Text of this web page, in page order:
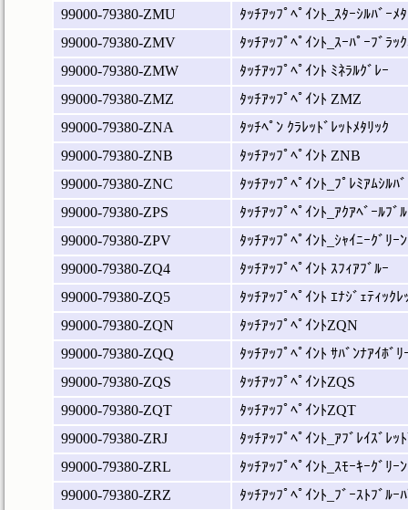
99000-79380-ZMU
ﾀｯﾁｱｯﾌﾟﾍﾟｲﾝﾄ_ｽﾀｰｼﾙﾊﾞｰﾒ
99000-79380-ZMV
ﾀｯﾁｱｯﾌﾟﾍﾟｲﾝﾄ_ｽｰﾊﾟｰﾌﾞﾗｯ
99000-79380-ZMW
ﾀｯﾁｱｯﾌﾟﾍﾟｲﾝﾄ ﾐﾈﾗﾙｸﾞﾚｰ
99000-79380-ZMZ
ﾀｯﾁｱｯﾌﾟﾍﾟｲﾝﾄ ZMZ
99000-79380-ZNA
ﾀｯﾁﾍﾟﾝ ｸﾗﾚｯﾄﾞﾚｯﾄﾒﾀﾘｯｸ
99000-79380-ZNB
ﾀｯﾁｱｯﾌﾟﾍﾟｲﾝﾄ ZNB
99000-79380-ZNC
ﾀｯﾁｱｯﾌﾟﾍﾟｲﾝﾄ_ﾌﾟﾚﾐｱﾑｼﾙﾊ
99000-79380-ZPS
ﾀｯﾁｱｯﾌﾟﾍﾟｲﾝﾄ_ｱｸｱﾍﾞｰﾙﾌﾞ
99000-79380-ZPV
ﾀｯﾁｱｯﾌﾟﾍﾟｲﾝﾄ_ｼｬｲﾆｰｸﾞﾘｰ
99000-79380-ZQ4
ﾀｯﾁｱｯﾌﾟﾍﾟｲﾝﾄ ｽﾌｨｱﾌﾞﾙｰ
99000-79380-ZQ5
ﾀｯﾁｱｯﾌﾟﾍﾟｲﾝﾄ ｴﾅｼﾞｪﾃｨｯｸﾚ
99000-79380-ZQN
ﾀｯﾁｱｯﾌﾟﾍﾟｲﾝﾄZQN
99000-79380-ZQQ
ﾀｯﾁｱｯﾌﾟﾍﾟｲﾝﾄ ｻﾊﾞﾝﾅｱｲﾎﾞﾘ
99000-79380-ZQS
ﾀｯﾁｱｯﾌﾟﾍﾟｲﾝﾄZQS
99000-79380-ZQT
ﾀｯﾁｱｯﾌﾟﾍﾟｲﾝﾄZQT
99000-79380-ZRJ
ﾀｯﾁｱｯﾌﾟﾍﾟｲﾝﾄ_ｱﾌﾞﾚｲｽﾞﾚｯ
99000-79380-ZRL
ﾀｯﾁｱｯﾌﾟﾍﾟｲﾝﾄ_ｽﾓｰｷｰｸﾞﾘｰ
99000-79380-ZRZ
ﾀｯﾁｱｯﾌﾟﾍﾟｲﾝﾄ_ﾌﾞｰｽﾄﾌﾞﾙｰ